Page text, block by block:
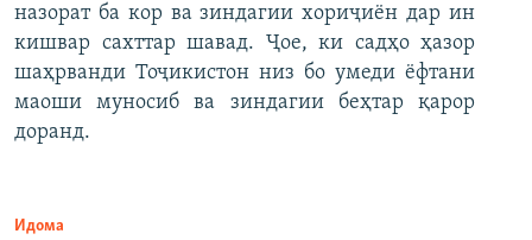
назорат ба кор ва зиндагии хориҷиён дар ин
кишвар сахттар шавад. Ҷое, ки садҳо ҳазор
шаҳрванди Тоҷикистон низ бо умеди ёфтани
маоши муносиб ва зиндагии беҳтар қарор
доранд.
Идома